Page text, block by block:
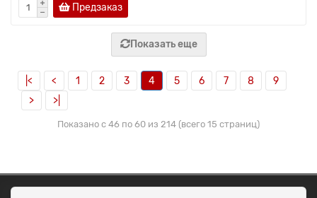
Предзаказ
Показать еще
|< < 1 2 3 4 5 6 7 8
9
>
>|
Показано с 46 по 60 из 214 (всего 15 страниц)
ОКЕАН ТРЕЙД